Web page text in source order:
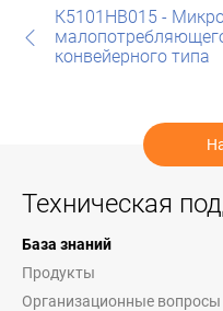
К5101НВ015 -
конвейерного типа
Техническая
База знаний
Продукты
Организационные вопросы